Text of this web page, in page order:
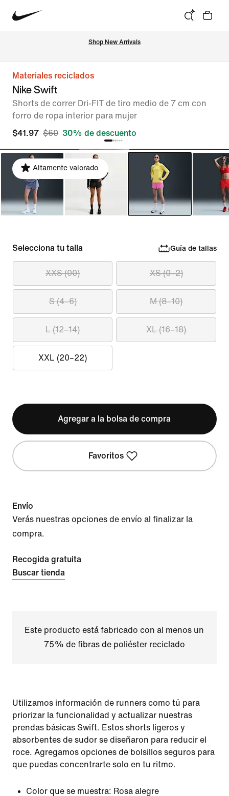
Shop New Arrivals
Materiales reciclados
Nike Swift
Shorts de correr Dri-FIT de tiro medio de 7 cm con
forro de ropa interior para mujer
$41.97 $60 30% de descuento
Altamente valorado
Selecciona tu talla Guía de tallas
XXS (00) XS (0–2)
S (4–6) M (8–10)
L (12–14) XL (16–18)
XXL (20–22)
Agregar a la bolsa de compra
Favoritos
Envío
Verás nuestras opciones de envío al finalizar la
compra.
Recogida gratuita
Buscar tienda
Este producto está fabricado con al menos un
75% de fibras de poliéster reciclado
Utilizamos información de runners como tú para
priorizar la funcionalidad y actualizar nuestras
prendas básicas Swift. Estos shorts ligeros y
absorbentes de sudor se diseñaron para reducir el
roce. Agregamos opciones de bolsillos seguros para
que puedas concentrarte solo en tu ritmo.
Color que se muestra: Rosa alegre